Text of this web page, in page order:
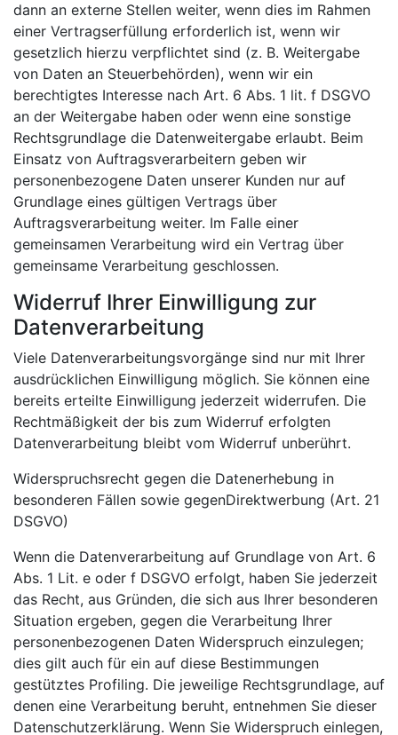
dann an externe Stellen weiter, wenn dies im Rahmen
einer Vertragserfüllung erforderlich ist, wenn wir
gesetzlich hierzu verpflichtet sind (z. B. Weitergabe
von Daten an Steuerbehörden), wenn wir ein
berechtigtes Interesse nach Art. 6 Abs. 1 lit. f DSGVO
an der Weitergabe haben oder wenn eine sonstige
Rechtsgrundlage die Datenweitergabe erlaubt. Beim
Einsatz von Auftragsverarbeitern geben wir
personenbezogene Daten unserer Kunden nur auf
Grundlage eines gültigen Vertrags über
Auftragsverarbeitung weiter. Im Falle einer
gemeinsamen Verarbeitung wird ein Vertrag über
gemeinsame Verarbeitung geschlossen.
Widerruf Ihrer Einwilligung zur
Datenverarbeitung
Viele Datenverarbeitungsvorgänge sind nur mit Ihrer
ausdrücklichen Einwilligung möglich. Sie können eine
bereits erteilte Einwilligung jederzeit widerrufen. Die
Rechtmäßigkeit der bis zum Widerruf erfolgten
Datenverarbeitung bleibt vom Widerruf unberührt.
Widerspruchsrecht gegen die Datenerhebung in
besonderen Fällen sowie gegenDirektwerbung (Art. 21
DSGVO)
Wenn die Datenverarbeitung auf Grundlage von Art. 6
Abs. 1 Lit. e oder f DSGVO erfolgt, haben Sie jederzeit
das Recht, aus Gründen, die sich aus Ihrer besonderen
Situation ergeben, gegen die Verarbeitung Ihrer
personenbezogenen Daten Widerspruch einzulegen;
dies gilt auch für ein auf diese Bestimmungen
gestütztes Profiling. Die jeweilige Rechtsgrundlage, auf
denen eine Verarbeitung beruht, entnehmen Sie dieser
Datenschutzerklärung. Wenn Sie Widerspruch einlegen,